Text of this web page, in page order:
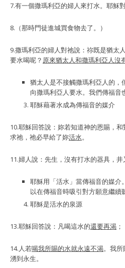
7.有一個撒瑪利亞的婦人來打水。耶穌
8.（那時門徒進城買食物去了。）
9.撒瑪利亞的婦人對祂說：祢既是猶太
要水喝呢？ 原來猶太人和撒瑪利亞人沒
猶太人是不接觸撒瑪利亞人的，
向撒瑪利亞人要水。我們傳福音
耶穌藉著水成為傳福音的媒介
10.耶穌回答說：妳若知道神的恩賜，
求祂，祂必早給了妳活水。
11.婦人說：先生，沒有打水的器具，
耶穌用「活水」當傳福音的媒
以在傳福音時吸引對方願意繼續
耶穌是活水的泉源
13.耶穌回答說：凡喝這水的還要再渴 ；
14.人若喝我所賜的水就永遠不渴。我
湧到永生。